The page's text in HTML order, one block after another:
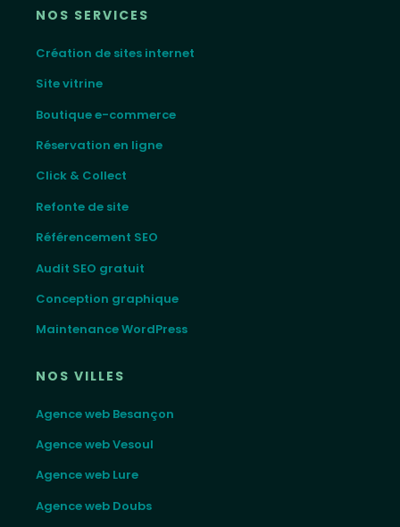
NOS SERVICES
Création de sites internet
Site vitrine
Boutique e-commerce
Réservation en ligne
Click & Collect
Refonte de site
Référencement SEO
Audit SEO gratuit
Conception graphique
Maintenance WordPress
NOS VILLES
Agence web Besançon
Agence web Vesoul
Agence web Lure
Agence web Doubs